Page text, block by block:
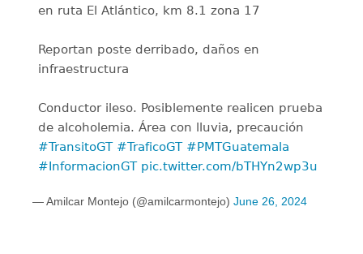
en ruta El Atlántico, km 8.1 zona 17
Reportan poste derribado, daños en
infraestructura
Conductor ileso. Posiblemente realicen prueba
de alcoholemia. Área con lluvia, precaución
#TransitoGT #TraficoGT #PMTGuatemala
#InformacionGT pic.twitter.com/bTHYn2wp3u
— Amilcar Montejo (@amilcarmontejo) June 26, 2024